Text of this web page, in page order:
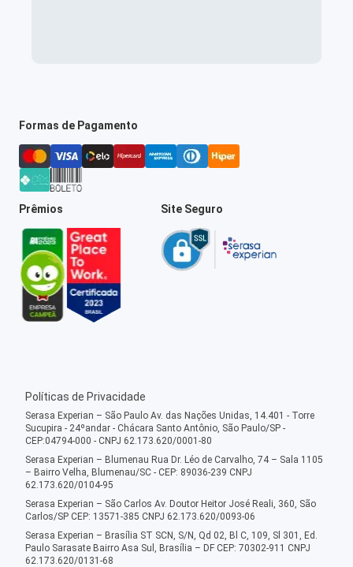
Formas de Pagamento
Prêmios Site Seguro
Políticas de Privacidade
Serasa Experian – São Paulo Av. das Nações Unidas, 14.401 - Torre
Sucupira - 24ºandar - Chácara Santo Antônio, São Paulo/SP -
CEP:04794-000 - CNPJ 62.173.620/0001-80
Serasa Experian – Blumenau Rua Dr. Léo de Carvalho, 74 – Sala 1105
– Bairro Velha, Blumenau/SC - CEP: 89036-239 CNPJ
62.173.620/0104-95
Serasa Experian – São Carlos Av. Doutor Heitor José Reali, 360, São
Carlos/SP CEP: 13571-385 CNPJ 62.173.620/0093-06
Serasa Experian – Brasília ST SCN, S/N, Qd 02, Bl C, 109, Sl 301, Ed.
Paulo Sarasate Bairro Asa Sul, Brasília – DF CEP: 70302-911 CNPJ
62.173.620/0131-68